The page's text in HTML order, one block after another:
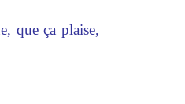
que ça plaise,